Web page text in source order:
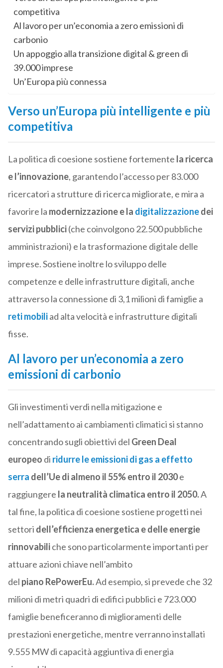
competitiva
Al lavoro per un’economia a zero emissioni di
carbonio
Un appoggio alla transizione digital & green di
39.000 imprese
Un’Europa più connessa
Verso un’Europa più intelligente e più
competitiva
La politica di coesione sostiene fortemente la ricerca
e l’innovazione, garantendo l’accesso per 83.000
ricercatori a strutture di ricerca migliorate, e mira a
favorire la modernizzazione e la digitalizzazionedei
servizi pubblici(che coinvolgono 22.500 pubbliche
amministrazioni) e la trasformazione digitale delle
imprese. Sostiene inoltre lo sviluppo delle
competenze e delle infrastrutture digitali, anche
attraverso la connessione di 3,1 milioni di famiglie a
reti mobiliad alta velocità e infrastrutture digitali
fisse.
Al lavoro per un’economia a zero
emissioni di carbonio
Gli investimenti verdi nella mitigazione e
nell’adattamento ai cambiamenti climatici si stanno
concentrando sugli obiettivi del Green Deal
europeo di ridurre le emissioni di gas a effetto
serra dell’Ue di almeno il 55% entro il 2030e
raggiungere la neutralità climatica entro il 2050.A
tal fine, la politica di coesione sostiene progetti nei
settori dell’efficienza energetica e delle energie
rinnovabiliche sono particolarmente importanti per
attuare azioni chiave nell’ambito
del piano RePowerEu.Ad esempio, si prevede che 32
milioni di metri quadri di edifici pubblici e 723.000
famiglie beneficeranno di miglioramenti delle
prestazioni energetiche, mentre verranno installati
9.555 MW di capacità aggiuntiva di energia